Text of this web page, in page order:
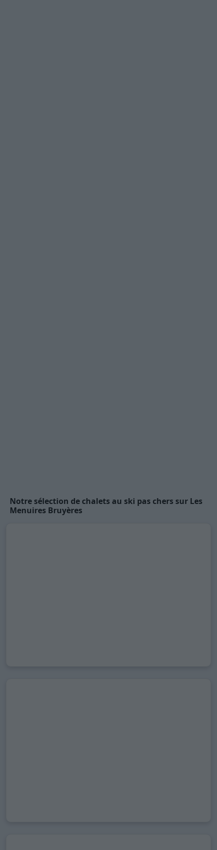
Notre sélection de chalets au ski pas chers sur Les
Menuires Bruyères